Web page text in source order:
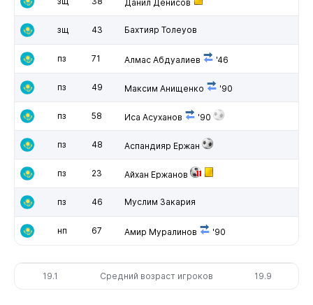
Данил Денисов
зщ 43 Бахтияр Толеуов
пз 71 Алмас Абдуалиев '46
пз 49 Максим Анищенко '90
пз 58 Иса Асуханов '90
пз 48 Аспандияр Ержан
пз 23 Айхан Ержанов
пз 46 Муслим Закария
нп 67 Амир Муралинов '90
19.1 Средний возраст игроков 19.9